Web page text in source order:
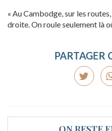
« Au Cambodge, sur les
droite. On roule seulement là
PARTAGER